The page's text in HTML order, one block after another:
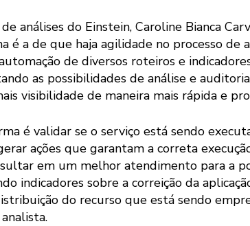
análises do Einstein, Caroline Bianca
é a de que haja agilidade no processo de
de diversos roteiros e
as possibilidades de análise e
visibilidade de maneira mais rápida e
é validar se o serviço está sendo
ações que garantam a correta
em um melhor atendimento para a
indicadores sobre a correição da
do recurso que está sendo